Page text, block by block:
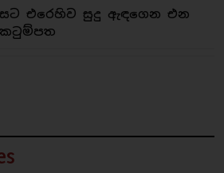
එරෙහිව සුදු ඇඳගෙන එන